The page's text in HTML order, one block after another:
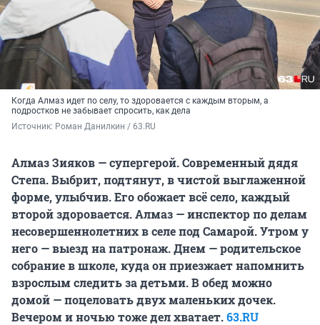
Когда Алмаз идет по селу, то здоровается с каждым вторым, а
подростков не забывает спросить, как дела
Источник: Роман Данилкин / 63.RU
Алмаз Зияков — супергерой. Современный дядя
Степа. Выбрит, подтянут, в чистой выглаженной
форме, улыбчив. Его обожает всё село, каждый
второй здоровается. Алмаз — инспектор по делам
несовершеннолетних в селе под Самарой. Утром у
него — выезд на патронаж. Днем — родительское
собрание в школе, куда он приезжает напомнить
взрослым следить за детьми. В обед можно
домой — поцеловать двух маленьких дочек.
Вечером и ночью тоже дел хватает.63.RU